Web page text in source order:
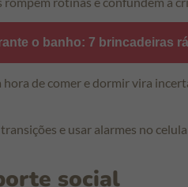
o banho: 7 brincadeiras
de comer e dormir vira
e usar alarmes no
social